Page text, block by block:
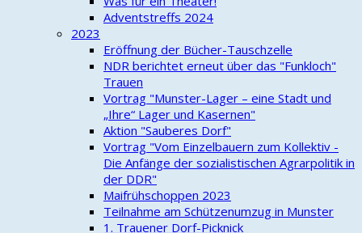
Adventstreffs 2024
2023
Eröffnung der Bücher-Tauschzelle
NDR berichtet erneut über das "Funkloch"
Trauen
Vortrag "Munster-Lager – eine Stadt und
„Ihre“ Lager und Kasernen"
Aktion "Sauberes Dorf"
Vortrag "Vom Einzelbauern zum Kollektiv -
Die Anfänge der sozialistischen Agrarpolitik in
der DDR"
Maifrühschoppen 2023
Teilnahme am Schützenumzug in Munster
1. Trauener Dorf-Picknick